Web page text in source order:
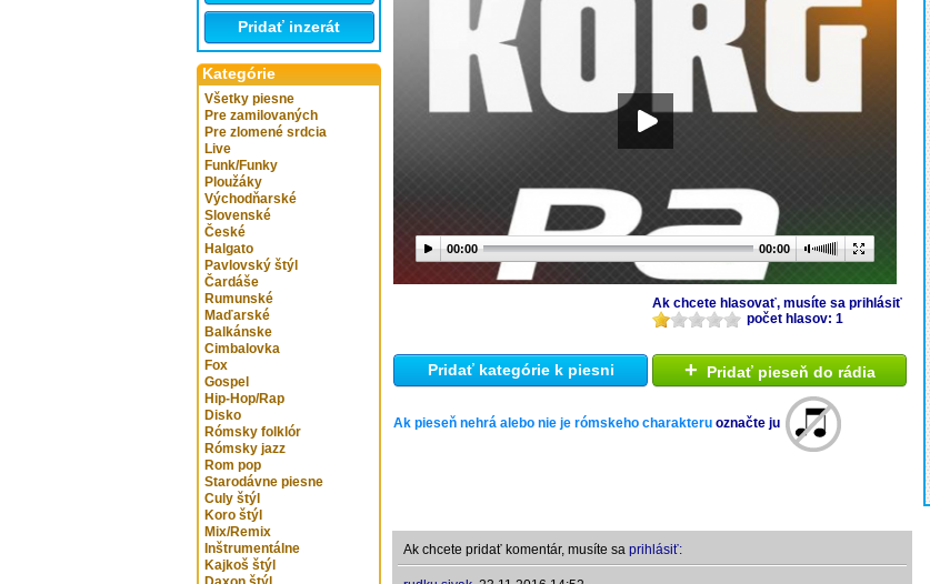
Pridať inzerát
Kategórie
Všetky piesne
Pre zamilovaných
Pre zlomené srdcia
Live
Funk/Funky
Ploužáky
Východňarské
Slovenské
České
Halgato
Pavlovský štýl
Čardáše
Rumunské
Maďarské
Balkánske
Cimbalovka
Fox
Gospel
Hip-Hop/Rap
Disko
Rómsky folklór
Rómsky jazz
Rom pop
Starodávne piesne
Culy štýl
Koro štýl
Mix/Remix
Inštrumentálne
Kajkoš štýl
00:00 00:00
Ak chcete hlasovať, musíte sa prihlásiť
počet hlasov: 1
Pridať kategórie k piesni + Pridať pieseň do rádia
Ak pieseň nehrá alebo nie je rómskeho charakteru označte ju
Ak chcete pridať komentár, musíte sa prihlásiť: